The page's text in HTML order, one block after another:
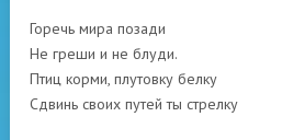
Горечь мира позади
Не греши и не блуди.
Птиц корми, плутовку белку
Сдвинь своих путей ты стрелку